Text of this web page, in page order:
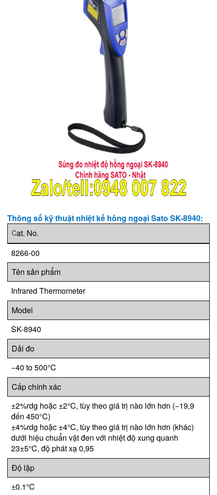
Thông số kỹ thuật nhiệt kế hồng ngoại Sato SK-8940:
Cat. No.
8266-00
Tên sản phẩm
Infrared Thermometer
Model
SK-8940
Dải đo
−40 to 500°C
Cấp chính xác
±2%rdg hoặc ±2°C, tùy theo giá trị nào lớn hơn (−19,9
đến 450°C)
±4%rdg hoặc ±4°C, tùy theo giá trị nào lớn hơn (khác)
dưới hiệu chuẩn vật đen với nhiệt độ xung quanh
23±5°C, độ phát xạ 0,95
Độ lặp
±0.1°C